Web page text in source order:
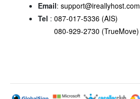
Email: support@ireallyhost.com
Tel : 087-017-5336 (AIS)
080-929-2730 (TrueMove)